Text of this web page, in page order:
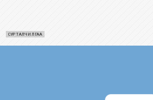
СУРТАЛЧИЛГАА